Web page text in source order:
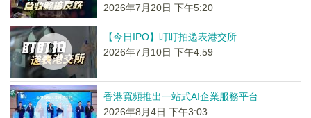
2026年7月20日 下午5:20
【今日IPO】盯盯拍递表港交所
2026年7月10日 下午4:59
香港寬頻推出一站式AI企業服務平台
2026年8月4日 下午3:03